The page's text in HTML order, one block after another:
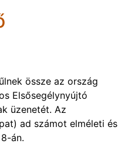
össze az ország
Elsősegélynyújtó
üzenetét. Az
ad számot elméleti és
án.